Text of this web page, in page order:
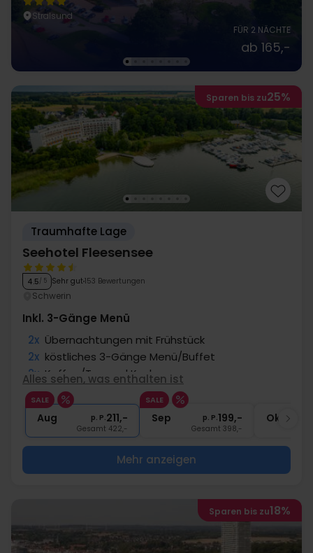
Stralsund
FÜR 2 NÄCHTE
ab 165,-
Sparen bis zu25%
Traumhafte Lage
Seehotel Fleesensee
4.5/ 5 Sehr gut 153 Bewertungen
Schwerin
Inkl. 3-Gänge Menü
2x Übernachtungen mit Frühstück
2x köstliches 3-Gänge Menü/Buffet
2x Kaffee/Tee und Kuchen
1x ein Gratisgetränk
∞ Gratis Nutzung Spa-/Wellnessbereich
Alles sehen, was enthalten ist
SALE
Aug p. P.211,-
Gesamt 422,-
SALE
Sep p. P.199,-
Gesamt 398,-
Okt
Mehr anzeigen
Sparen bis zu18%